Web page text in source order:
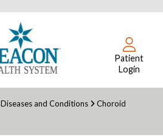
Patient
Login
Diseases and Conditions
Choroid